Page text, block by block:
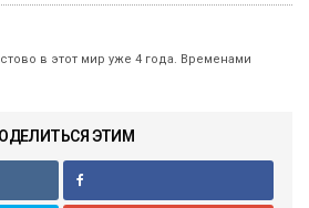
в этот мир уже 4 года. Временами
ЭТИМ